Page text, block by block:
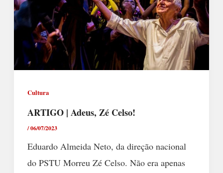
Cultura
ARTIGO | Adeus, Zé Celso!
/06/07/2023
Eduardo Almeida Neto, da direção nacional
do PSTU Morreu Zé Celso. Não era apenas